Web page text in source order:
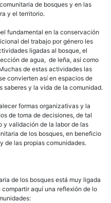
de bosques y en las
y el territorio.
fundamental en la conservación
del trabajo por género les
ligadas al bosque, el
de agua, de leña, así como
de estas actividades las
convierten así en espacios de
saberes y la vida de la comunidad.
formas organizativas y la
de toma de decisiones, de tal
y validación de la labor de las
de los bosques, en beneficio
de las propias comunidades.
de los bosques está muy ligada
aquí una reflexión de lo